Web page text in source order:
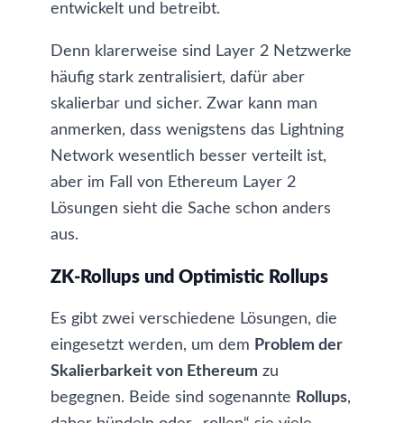
entwickelt und betreibt.
Denn klarerweise sind Layer 2 Netzwerke
häufig stark zentralisiert, dafür aber
skalierbar und sicher. Zwar kann man
anmerken, dass wenigstens das Lightning
Network wesentlich besser verteilt ist,
aber im Fall von Ethereum Layer 2
Lösungen sieht die Sache schon anders
aus.
ZK-Rollups und Optimistic Rollups
Es gibt zwei verschiedene Lösungen, die
eingesetzt werden, um dem Problem der
Skalierbarkeit von Ethereum zu
begegnen. Beide sind sogenannte Rollups,